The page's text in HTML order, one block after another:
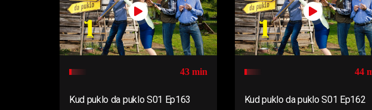
43 min
Kud puklo da puklo S01 Ep163
44
Kud puklo da puklo S01 Ep162